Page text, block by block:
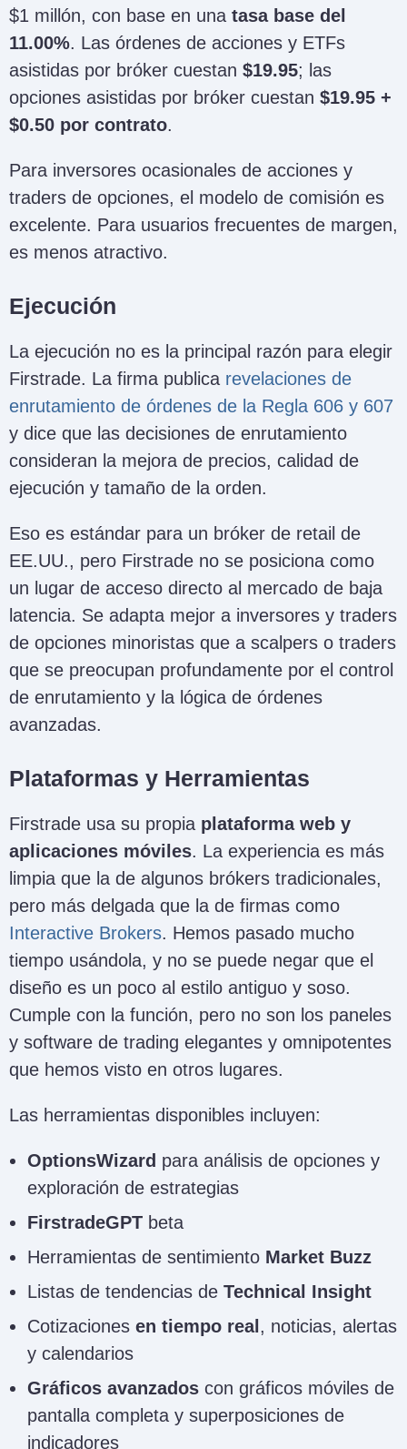
$1 millón, con base en una tasa base del
11.00%. Las órdenes de acciones y ETFs
asistidas por bróker cuestan $19.95; las
opciones asistidas por bróker cuestan $19.95 +
$0.50 por contrato.
Para inversores ocasionales de acciones y
traders de opciones, el modelo de comisión es
excelente. Para usuarios frecuentes de margen,
es menos atractivo.
Ejecución
La ejecución no es la principal razón para elegir
Firstrade. La firma publica revelaciones de
enrutamiento de órdenes de la Regla 606 y 607
y dice que las decisiones de enrutamiento
consideran la mejora de precios, calidad de
ejecución y tamaño de la orden.
Eso es estándar para un bróker de retail de
EE.UU., pero Firstrade no se posiciona como
un lugar de acceso directo al mercado de baja
latencia. Se adapta mejor a inversores y traders
de opciones minoristas que a scalpers o traders
que se preocupan profundamente por el control
de enrutamiento y la lógica de órdenes
avanzadas.
Plataformas y Herramientas
Firstrade usa su propia plataforma web y
aplicaciones móviles. La experiencia es más
limpia que la de algunos brókers tradicionales,
pero más delgada que la de firmas como
Interactive Brokers. Hemos pasado mucho
tiempo usándola, y no se puede negar que el
diseño es un poco al estilo antiguo y soso.
Cumple con la función, pero no son los paneles
y software de trading elegantes y omnipotentes
que hemos visto en otros lugares.
Las herramientas disponibles incluyen:
OptionsWizard para análisis de opciones y
exploración de estrategias
FirstradeGPT beta
Herramientas de sentimiento Market Buzz
Listas de tendencias de Technical Insight
Cotizaciones en tiempo real , noticias, alertas
y calendarios
Gráficos avanzados con gráficos móviles de
pantalla completa y superposiciones de
indicadores